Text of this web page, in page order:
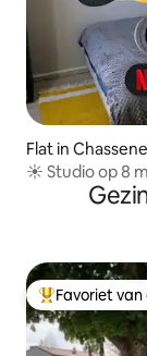
Flat in
☀️ Studio op 8
personen
Topfavoriet
Favoriet